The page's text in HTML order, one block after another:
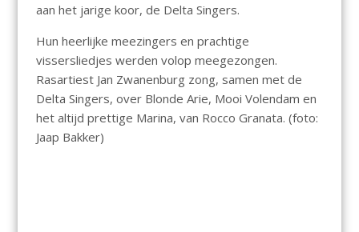
aan het jarige koor, de Delta Singers.
Hun heerlijke meezingers en prachtige
vissersliedjes werden volop meegezongen.
Rasartiest Jan Zwanenburg zong, samen met de
Delta Singers, over Blonde Arie, Mooi Volendam en
het altijd prettige Marina, van Rocco Granata. (foto:
Jaap Bakker)